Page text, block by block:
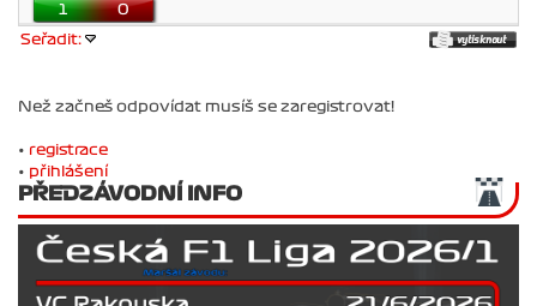
1 0
Seřadit:
Než začneš odpovídat musíš se zaregistrovat!
• registrace
• přihlášení
PŘEDZÁVODNÍ INFO